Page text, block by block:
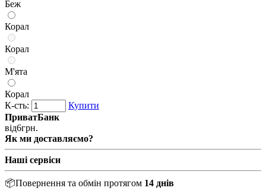
Беж
Корал
Корал
М'ята
Корал
К-сть:
Купити
ПриватБанк
від6грн.
Як ми доставляємо?
Наші сервіси
📦Повернення та обмін протягом 14 днів